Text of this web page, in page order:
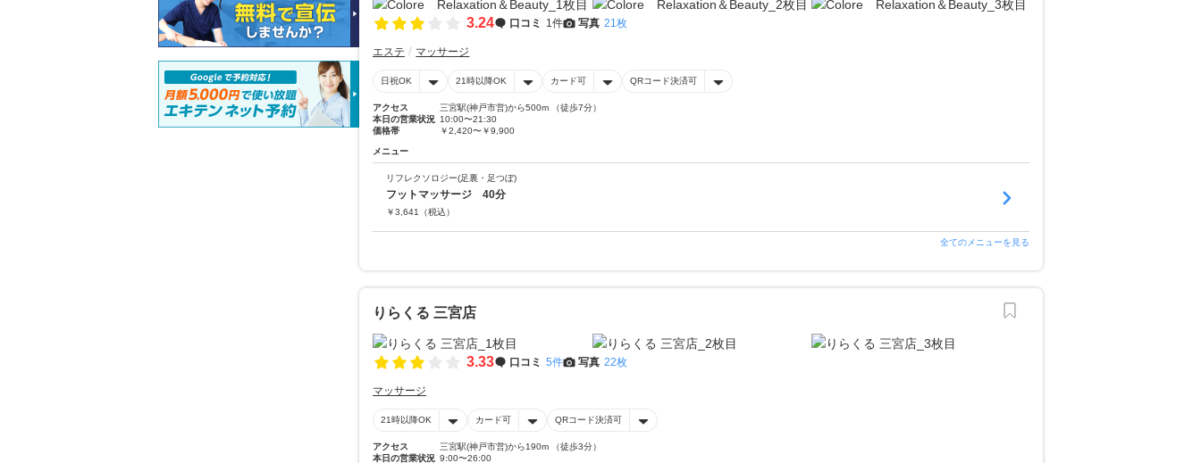
3.24 口コミ 1件 写真 21枚
エステ マッサージ
日祝OK 21時以降OK カード可 QRコード決済可
アクセス
三宮駅(神戸市営)から500m （徒歩7分）
本日の営業状況 10:00〜21:30
価格帯
￥2,420〜￥9,900
メニュー
リフレクソロジー(足裏・足つぼ)
フットマッサージ 40分
￥3,641 （税込）
全てのメニューを見る
りらくる 三宮店
3.33 口コミ 5件 写真 22枚
マッサージ
21時以降OK カード可 QRコード決済可
アクセス
三宮駅(神戸市営)から190m （徒歩3分）
本日の営業状況 9:00〜26:00